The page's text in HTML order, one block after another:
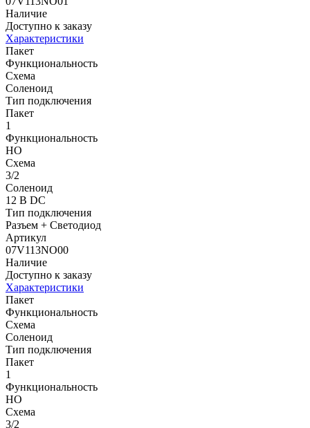
Наличие
Доступно к заказу
Характеристики
Пакет
Функциональность
Схема
Соленоид
Тип подключения
Пакет
1
Функциональность
НО
Схема
3/2
Соленоид
12 В DC
Тип подключения
Разъем + Светодиод
Артикул
07V113NO00
Наличие
Доступно к заказу
Характеристики
Пакет
Функциональность
Схема
Соленоид
Тип подключения
Пакет
1
Функциональность
НО
Схема
3/2